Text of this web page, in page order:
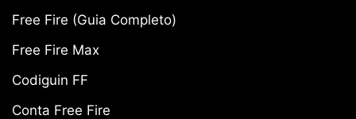
Free Fire (Guia Completo)
Free Fire Max
Codiguin FF
Conta Free Fire